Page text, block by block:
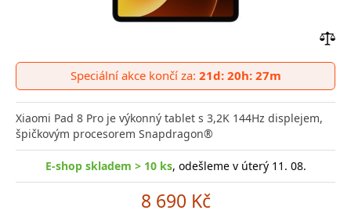
do
Speciální akce končí za: 21d: 20h: 27m
Xiaomi Pad 8 Pro je výkonný tablet s 3,2K 144Hz displejem,
špičkovým procesorem Snapdragon®
E-shop skladem > 10 ks, odešleme v úterý 11. 08.
8 690 Kč